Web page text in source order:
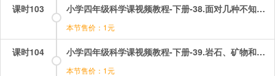
课时103 小学四年级科学课视频教程-下册-38.面对几种不知名矿物.mp4
本节售价：1元
课时104 小学四年级科学课视频教程-下册-39.岩石、矿物和我们.mp4
本节售价：1元